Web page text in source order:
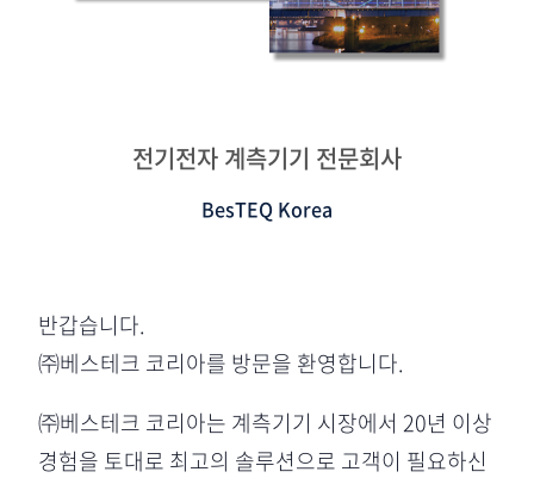
전기전자 계측기기 전문회사
BesTEQ Korea
반갑습니다.
㈜베스테크 코리아를 방문을 환영합니다.
㈜베스테크 코리아는 계측기기 시장에서 20년 이상
경험을 토대로 최고의 솔루션으로 고객이 필요하신